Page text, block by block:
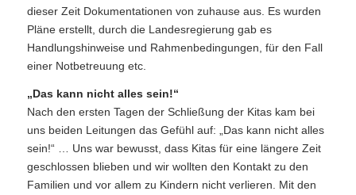
dieser Zeit Dokumentationen von zuhause aus. Es wurden
Pläne erstellt, durch die Landesregierung gab es
Handlungshinweise und Rahmenbedingungen, für den Fall
einer Notbetreuung etc.
„Das kann nicht alles sein!“
Nach den ersten Tagen der Schließung der Kitas kam bei
uns beiden Leitungen das Gefühl auf: „Das kann nicht alles
sein!“ … Uns war bewusst, dass Kitas für eine längere Zeit
geschlossen blieben und wir wollten den Kontakt zu den
Familien und vor allem zu Kindern nicht verlieren. Mit den